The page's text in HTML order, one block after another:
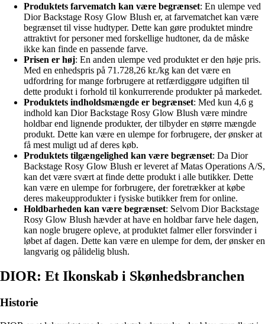
Produktets farvematch kan være begrænset: En ulempe ved
Dior Backstage Rosy Glow Blush er, at farvematchet kan være
begrænset til visse hudtyper. Dette kan gøre produktet mindre
attraktivt for personer med forskellige hudtoner, da de måske
ikke kan finde en passende farve.
Prisen er høj: En anden ulempe ved produktet er den høje pris.
Med en enhedspris på 71.728,26 kr./kg kan det være en
udfordring for mange forbrugere at retfærdiggøre udgiften til
dette produkt i forhold til konkurrerende produkter på markedet.
Produktets indholdsmængde er begrænset: Med kun 4,6 g
indhold kan Dior Backstage Rosy Glow Blush være mindre
holdbar end lignende produkter, der tilbyder en større mængde
produkt. Dette kan være en ulempe for forbrugere, der ønsker at
få mest muligt ud af deres køb.
Produktets tilgængelighed kan være begrænset: Da Dior
Backstage Rosy Glow Blush er leveret af Matas Operations A/S,
kan det være svært at finde dette produkt i alle butikker. Dette
kan være en ulempe for forbrugere, der foretrækker at købe
deres makeupprodukter i fysiske butikker frem for online.
Holdbarheden kan være begrænset: Selvom Dior Backstage
Rosy Glow Blush hævder at have en holdbar farve hele dagen,
kan nogle brugere opleve, at produktet falmer eller forsvinder i
løbet af dagen. Dette kan være en ulempe for dem, der ønsker en
langvarig og pålidelig blush.
DIOR: Et Ikonskab i Skønhedsbranchen
Historie